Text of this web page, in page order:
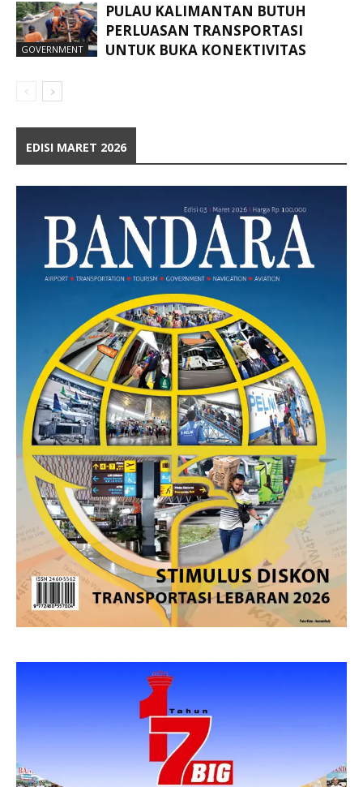
GOVERNMENT
PULAU KALIMANTAN BUTUH
PERLUASAN TRANSPORTASI
UNTUK BUKA KONEKTIVITAS
EDISI MARET 2026